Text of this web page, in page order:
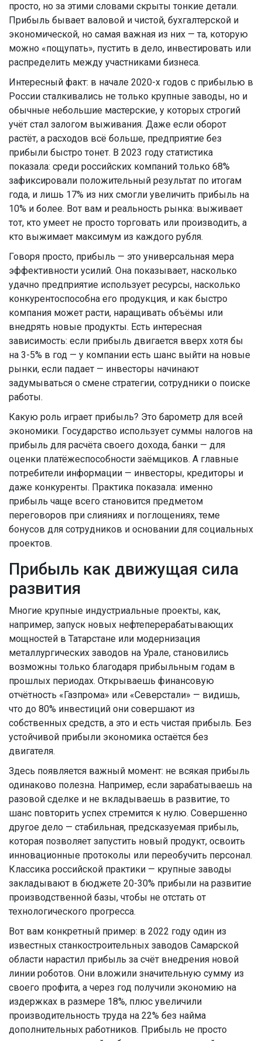
просто, но за этими словами скрыты тонкие детали.
Прибыль бывает валовой и чистой, бухгалтерской и
экономической, но самая важная из них — та, которую
можно «пощупать», пустить в дело, инвестировать или
распределить между участниками бизнеса.
Интересный факт: в начале 2020-х годов с прибылью в
России сталкивались не только крупные заводы, но и
обычные небольшие мастерские, у которых строгий
учёт стал залогом выживания. Даже если оборот
растёт, а расходов всё больше, предприятие без
прибыли быстро тонет. В 2023 году статистика
показала: среди российских компаний только 68%
зафиксировали положительный результат по итогам
года, и лишь 17% из них смогли увеличить прибыль на
10% и более. Вот вам и реальность рынка: выживает
тот, кто умеет не просто торговать или производить, а
кто выжимает максимум из каждого рубля.
Говоря просто, прибыль — это универсальная мера
эффективности усилий. Она показывает, насколько
удачно предприятие использует ресурсы, насколько
конкурентоспособна его продукция, и как быстро
компания может расти, наращивать объёмы или
внедрять новые продукты. Есть интересная
зависимость: если прибыль двигается вверх хотя бы
на 3-5% в год — у компании есть шанс выйти на новые
рынки, если падает — инвесторы начинают
задумываться о смене стратегии, сотрудники о поиске
работы.
Какую роль играет прибыль? Это барометр для всей
экономики. Государство использует суммы налогов на
прибыль для расчёта своего дохода, банки — для
оценки платёжеспособности заёмщиков. А главные
потребители информации — инвесторы, кредиторы и
даже конкуренты. Практика показала: именно
прибыль чаще всего становится предметом
переговоров при слияниях и поглощениях, теме
бонусов для сотрудников и основании для социальных
проектов.
Прибыль как движущая сила
развития
Многие крупные индустриальные проекты, как,
например, запуск новых нефтеперерабатывающих
мощностей в Татарстане или модернизация
металлургических заводов на Урале, становились
возможны только благодаря прибыльным годам в
прошлых периодах. Открываешь финансовую
отчётность «Газпрома» или «Северстали» — видишь,
что до 80% инвестиций они совершают из
собственных средств, а это и есть чистая прибыль. Без
устойчивой прибыли экономика остаётся без
двигателя.
Здесь появляется важный момент: не всякая прибыль
одинаково полезна. Например, если зарабатываешь на
разовой сделке и не вкладываешь в развитие, то
шанс повторить успех стремится к нулю. Совершенно
другое дело — стабильная, предсказуемая прибыль,
которая позволяет запустить новый продукт, освоить
инновационные протоколы или переобучить персонал.
Классика российской практики — крупные заводы
закладывают в бюджете 20-30% прибыли на развитие
производственной базы, чтобы не отстать от
технологического прогресса.
Вот вам конкретный пример: в 2022 году один из
известных станкостроительных заводов Самарской
области нарастил прибыль за счёт внедрения новой
линии роботов. Они вложили значительную сумму из
своего профита, а через год получили экономию на
издержках в размере 18%, плюс увеличили
производительность труда на 22% без найма
дополнительных работников. Прибыль не просто